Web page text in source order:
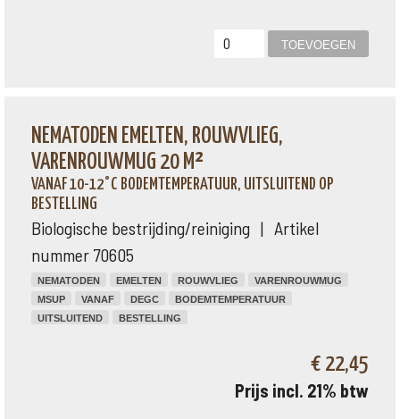
NEMATODEN EMELTEN, ROUWVLIEG,
VARENROUWMUG 20 M²
VANAF 10-12°C BODEMTEMPERATUUR, UITSLUITEND OP
BESTELLING
Biologische bestrijding/reiniging | Artikel
nummer 70605
NEMATODEN EMELTEN ROUWVLIEG
VARENROUWMUG
MSUP
VANAF DEGC
BODEMTEMPERATUUR
UITSLUITEND
BESTELLING
€ 22,45
Prijs incl. 21% btw